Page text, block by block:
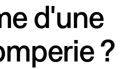
d'une
?